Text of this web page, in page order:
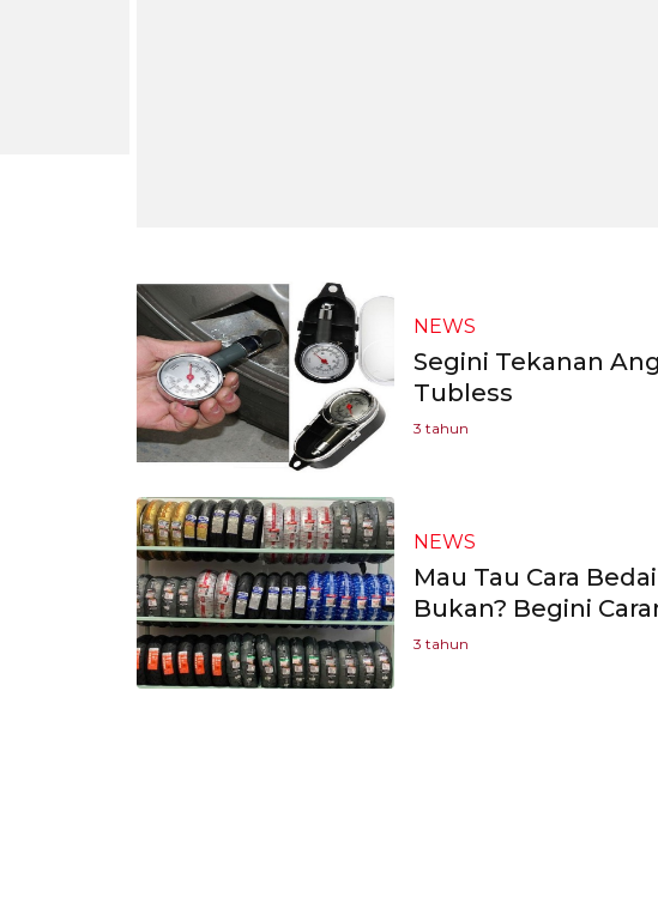
NEWS
Segini Tekanan
Tubless
3 tahun
NEWS
Mau Tau Cara
Bukan? Begini
3 tahun